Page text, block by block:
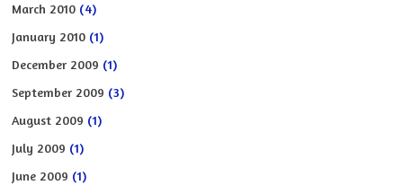
March 2010 (4)
January 2010 (1)
December 2009 (1)
September 2009 (3)
August 2009 (1)
July 2009 (1)
June 2009 (1)